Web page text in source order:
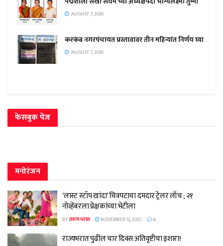
AUGUST 7, 2026
करकंब नगरपंचायत प्रस्तावावर तीन महिन्यांत निर्णय घ्या
AUGUST 7, 2026
फेसबुक पेज
मनोरंजन
‘लास्ट स्टॉप खांदा’ चित्रपटाचा दमदार ट्रेलर लाँच ; २१
नोव्हेंबरला प्रेक्षकांच्या भेटीला
BYतरुण भारत NOVEMBER 12, 2025 0
राज्यभरात पुढील चार दिवस अतिवृष्टीचा इशारा!